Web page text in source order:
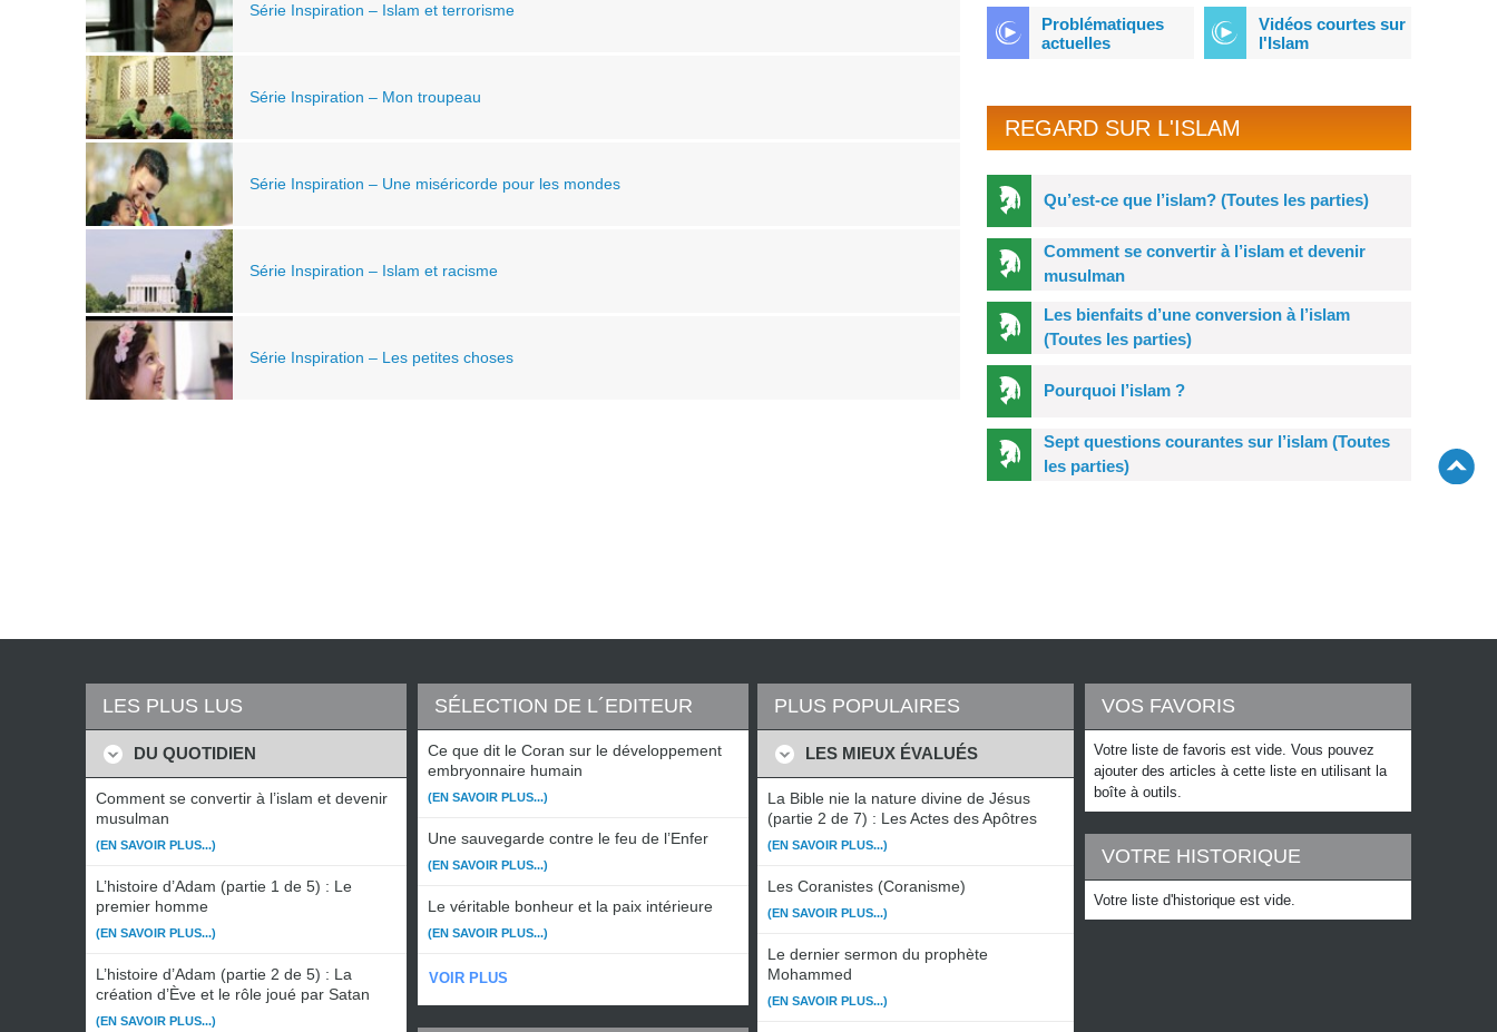
Série Inspiration – Islam et terrorisme
Série Inspiration – Mon troupeau
Série Inspiration – Une miséricorde pour les mondes
Série Inspiration – Islam et racisme
Série Inspiration – Les petites choses
Problématiques
actuelles
Vidéos courtes sur
l'Islam
REGARD SUR L'ISLAM
Qu’est-ce que l’islam? (Toutes les parties)
Comment se convertir à l’islam et devenir
musulman
Les bienfaits d’une conversion à l’islam
(Toutes les parties)
Pourquoi l’islam ?
Sept questions courantes sur l’islam (Toutes
les parties)
LES PLUS LUS
DU QUOTIDIEN
Comment se convertir à l’islam et devenir
musulman
(EN SAVOIR PLUS...)
L’histoire d’Adam (partie 1 de 5) : Le
premier homme
(EN SAVOIR PLUS...)
L’histoire d’Adam (partie 2 de 5) : La
création d’Ève et le rôle joué par Satan
(EN SAVOIR PLUS...)
SÉLECTION DE L´EDITEUR
Ce que dit le Coran sur le développement
embryonnaire humain
(EN SAVOIR PLUS...)
Une sauvegarde contre le feu de l’Enfer
(EN SAVOIR PLUS...)
Le véritable bonheur et la paix intérieure
(EN SAVOIR PLUS...)
VOIR PLUS
PLUS POPULAIRES
LES MIEUX ÉVALUÉS
La Bible nie la nature divine de Jésus
(partie 2 de 7) : Les Actes des Apôtres
(EN SAVOIR PLUS...)
Les Coranistes (Coranisme)
(EN SAVOIR PLUS...)
Le dernier sermon du prophète
Mohammed
(EN SAVOIR PLUS...)
VOS FAVORIS
Votre liste de favoris est vide. Vous pouvez
ajouter des articles à cette liste en utilisant la
boîte à outils.
VOTRE HISTORIQUE
Votre liste d'historique est vide.